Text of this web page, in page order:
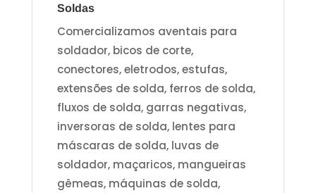
Soldas
Comercializamos aventais para
soldador, bicos de corte,
conectores, eletrodos, estufas,
extensões de solda, ferros de solda,
fluxos de solda, garras negativas,
inversoras de solda, lentes para
máscaras de solda, luvas de
soldador, maçaricos, mangueiras
gêmeas, máquinas de solda,